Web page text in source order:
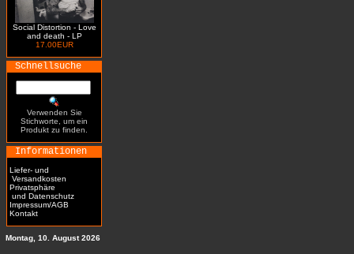
Social Distortion - Love
and death - LP
17.00EUR
Schnellsuche
Verwenden Sie
Stichworte, um ein
Produkt zu finden.
Informationen
Liefer- und
Versandkosten
Privatsphäre
und Datenschutz
Impressum/AGB
Kontakt
Montag, 10. August 2026